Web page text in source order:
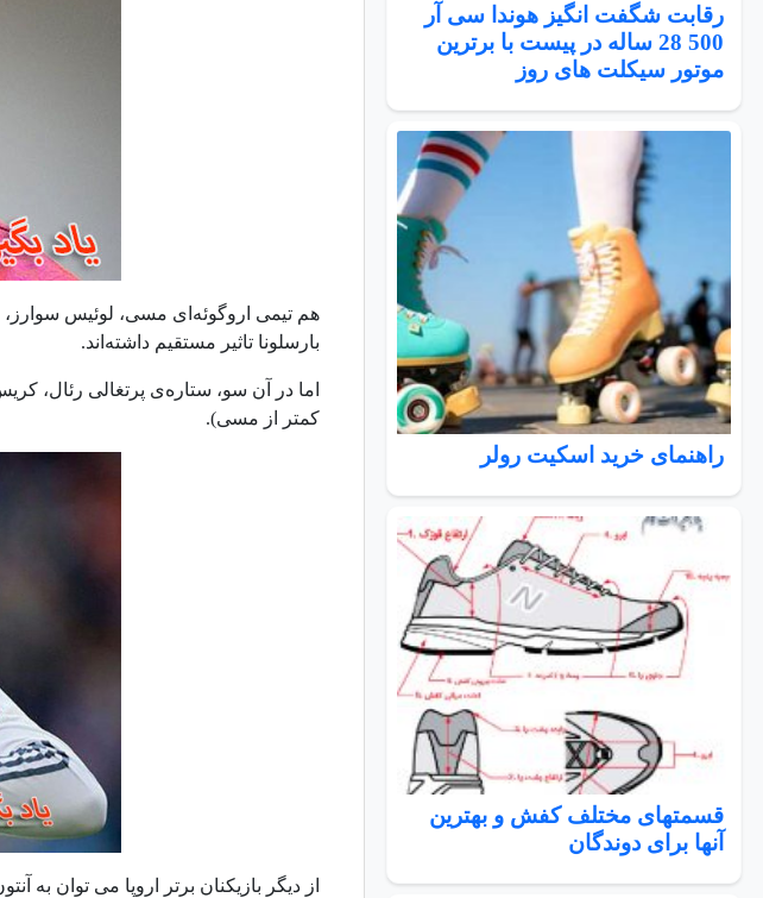
رقابت شگفت انگیز هوندا سی آر
500 28 ساله در پیست با برترین
موتور سیکلت های روز
راهنمای خرید اسکیت رولر
قسمتهای مختلف کفش و بهترین
آنها برای دوندگان
بارسلونا تاثیر مستقیم داشته‌اند.
کمتر از مسی).